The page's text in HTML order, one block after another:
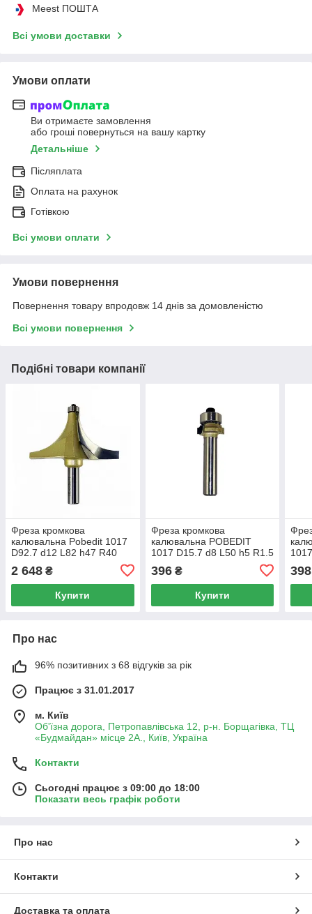
Meest ПОШТА
Всі умови доставки
Умови оплати
Ви отримаєте замовлення
або гроші повернуться на вашу картку
Детальніше
Післяплата
Оплата на рахунок
Готівкою
Всі умови оплати
Умови повернення
Повернення товару впродовж 14 днів за домовленістю
Всі умови повернення
Подібні товари компанії
Фреза кромкова
калювальна Pobedit 1017
D92.7 d12 L82 h47 R40
2 648 ₴
Купити
Фреза кромкова
калювальна POBEDIT
1017 D15.7 d8 L50 h5 R1.5
396₴
Купити
398
Про нас
96% позитивних з 68 відгуків за рік
Працює з 31.01.2017
м. Київ
Об'їзна дорога, Петропавлівська 12, р-н. Борщагівка, ТЦ
«Будмайдан» місце 2А., Київ, Україна
Контакти
Сьогодні працює з 09:00 до 18:00
Показати весь графік роботи
Про нас
Контакти
Доставка та оплата